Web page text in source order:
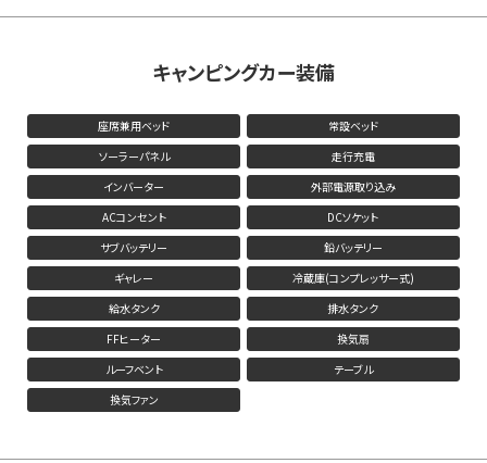
キャンピングカー装備
座席兼用ベッド
常設ベッド
ソーラーパネル
走行充電
インバーター
外部電源取り込み
ACコンセント
DCソケット
サブバッテリー
鉛バッテリー
ギャレー
冷蔵庫(コンプレッサー式)
給水タンク
排水タンク
FFヒーター
換気扇
ルーフベント
テーブル
換気ファン